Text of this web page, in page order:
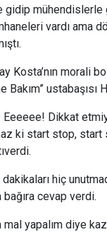
gidip mühendislerle
vardı ama
Kosta’nın morali
Bakım” ustabaşısı
Dikkat
ki start stop, start
dakikaları hiç
bağıra cevap verdi.
mal yapalım diye